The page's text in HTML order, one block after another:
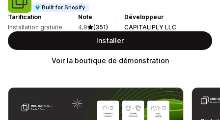
Built for Shopify
Tarification
Installation gratuite
Note
4,9
(351)
Développeur
CAPITALIPLY LLC
Installer
Voir la boutique de démonstration